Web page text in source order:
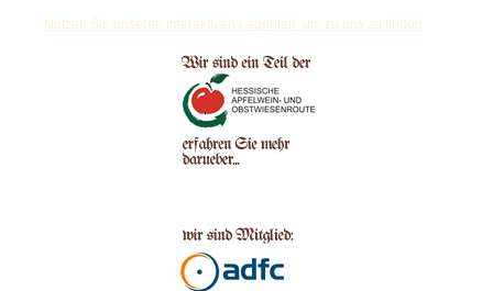
Nutzen Sie unseren interaktiven La­ge­plan, um zu uns zu finden